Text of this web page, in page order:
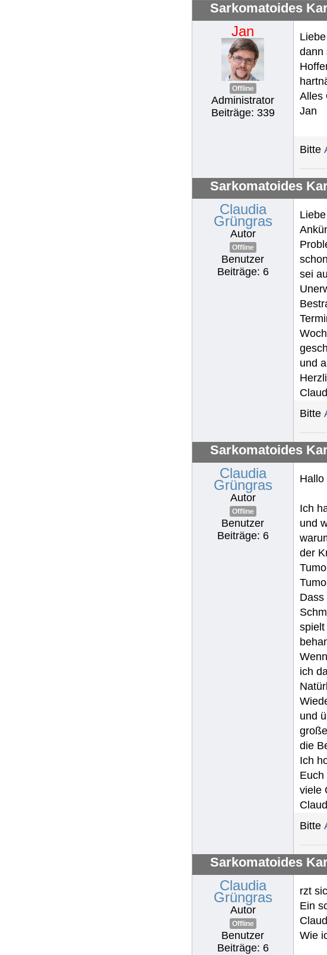
Sarkomatoides
Jan
Offline
Administrator
Beiträge: 339
dann
Alles
Jan
Bitte
Sarkomatoides
Claudia
Grüngras
Autor
Offline
Benutzer
Beiträge: 6
sei
und
Bitte
Sarkomatoides
Claudia
Grüngras
Autor
Offline
Benutzer
Beiträge: 6
Hallo
Ich
und
der
Dass
ich
und
die
Ich
Euch
viele
Bitte
Sarkomatoides
Claudia
Grüngras
Autor
Offline
Benutzer
Beiträge: 6
rzt
Ein
Wie